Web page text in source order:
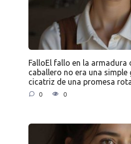
FalloEl fallo en la armadura
caballero no era una simple
cicatriz de una promesa
0 0